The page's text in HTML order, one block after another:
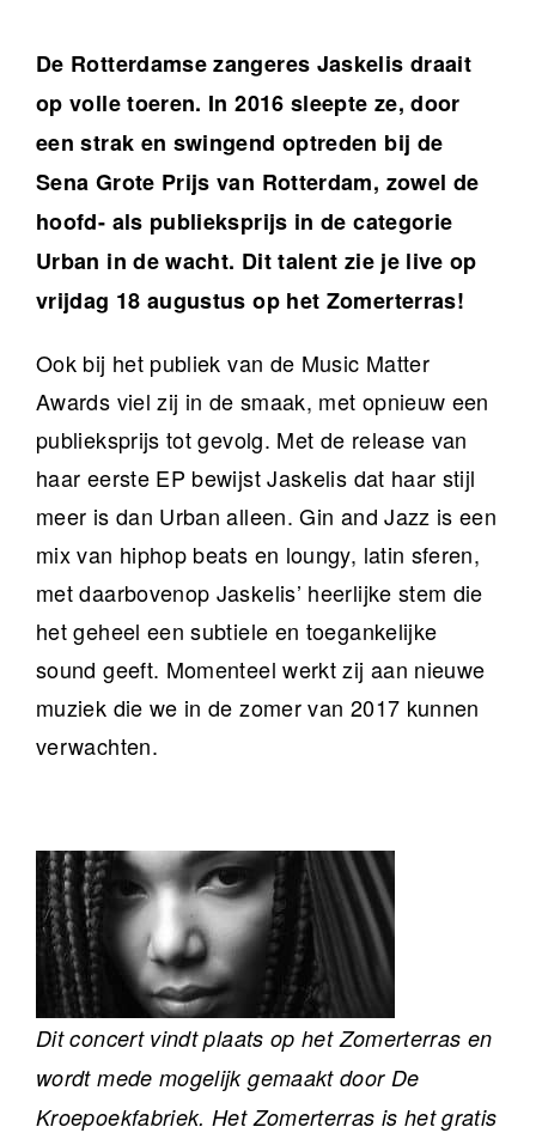
De Rotterdamse zangeres Jaskelis draait
op volle toeren. In 2016 sleepte ze, door
een strak en swingend optreden bij de
Sena Grote Prijs van Rotterdam, zowel de
hoofd- als publieksprijs in de categorie
Urban in de wacht. Dit talent zie je live op
vrijdag 18 augustus op het Zomerterras!
Ook bij het publiek van de Music Matter
Awards viel zij in de smaak, met opnieuw een
publieksprijs tot gevolg. Met de release van
haar eerste EP bewijst Jaskelis dat haar stijl
meer is dan Urban alleen. Gin and Jazz is een
mix van hiphop beats en loungy, latin sferen,
met daarbovenop Jaskelis’ heerlijke stem die
het geheel een subtiele en toegankelijke
sound geeft. Momenteel werkt zij aan nieuwe
muziek die we in de zomer van 2017 kunnen
verwachten.
Dit concert vindt plaats op het Zomerterras en
wordt mede mogelijk gemaakt door De
Kroepoekfabriek. Het Zomerterras is het gratis